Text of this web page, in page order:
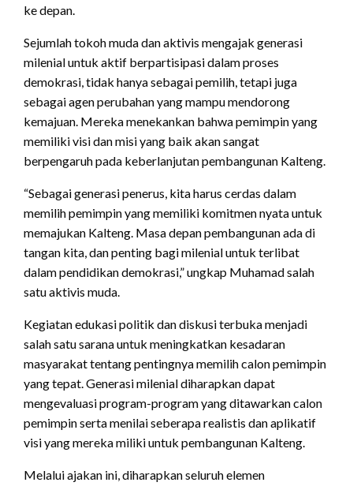
ke depan.
Sejumlah tokoh muda dan aktivis mengajak generasi
milenial untuk aktif berpartisipasi dalam proses
demokrasi, tidak hanya sebagai pemilih, tetapi juga
sebagai agen perubahan yang mampu mendorong
kemajuan. Mereka menekankan bahwa pemimpin yang
memiliki visi dan misi yang baik akan sangat
berpengaruh pada keberlanjutan pembangunan Kalteng.
“Sebagai generasi penerus, kita harus cerdas dalam
memilih pemimpin yang memiliki komitmen nyata untuk
memajukan Kalteng. Masa depan pembangunan ada di
tangan kita, dan penting bagi milenial untuk terlibat
dalam pendidikan demokrasi,” ungkap Muhamad salah
satu aktivis muda.
Kegiatan edukasi politik dan diskusi terbuka menjadi
salah satu sarana untuk meningkatkan kesadaran
masyarakat tentang pentingnya memilih calon pemimpin
yang tepat. Generasi milenial diharapkan dapat
mengevaluasi program-program yang ditawarkan calon
pemimpin serta menilai seberapa realistis dan aplikatif
visi yang mereka miliki untuk pembangunan Kalteng.
Melalui ajakan ini, diharapkan seluruh elemen